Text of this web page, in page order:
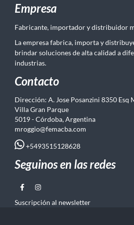
Empresa
Fabricante, importador y distribuidor
La empresa fabrica, importa y
brindar soluciones de alta calidad a
industrias.
Contacto
Dirección: A. Jose Posanzini 8350 Esq
Villa Gran Parque
5019 - Córdoba, Argentina
mroggio@femacba.com
+5493515128628
Seguinos en las redes
Suscripción al newsletter